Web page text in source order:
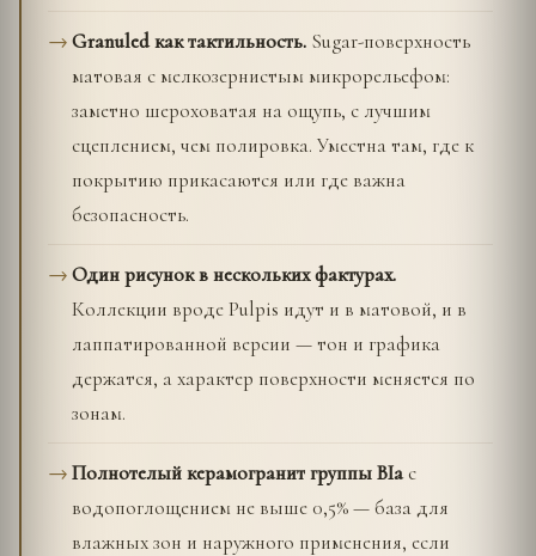
Granuled как тактильность. Sugar-поверхность
матовая с мелкозернистым микрорельефом:
заметно шероховатая на ощупь, с лучшим
сцеплением, чем полировка. Уместна там, где к
покрытию прикасаются или где важна
безопасность.
Один рисунок в нескольких фактурах.
Коллекции вроде Pulpis идут и в матовой, и в
лаппатированной версии — тон и графика
держатся, а характер поверхности меняется по
зонам.
Полнотелый керамогранит группы BIaс
водопоглощением не выше 0,5% — база для
влажных зон и наружного применения, если